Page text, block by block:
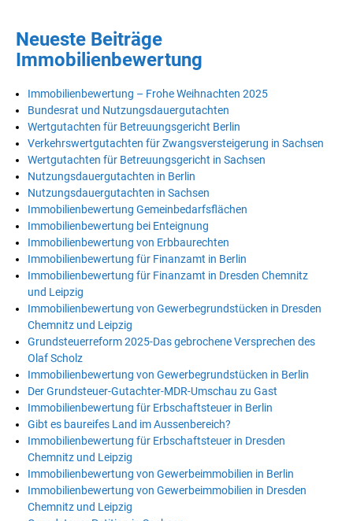
Neueste Beiträge
Immobilienbewertung
Immobilienbewertung – Frohe Weihnachten 2025
Bundesrat und Nutzungsdauergutachten
Wertgutachten für Betreuungsgericht Berlin
Verkehrswertgutachten für Zwangsversteigerung in Sachsen
Wertgutachten für Betreuungsgericht in Sachsen
Nutzungsdauergutachten in Berlin
Nutzungsdauergutachten in Sachsen
Immobilienbewertung Gemeinbedarfsflächen
Immobilienbewertung bei Enteignung
Immobilienbewertung von Erbbaurechten
Immobilienbewertung für Finanzamt in Berlin
Immobilienbewertung für Finanzamt in Dresden Chemnitz
und Leipzig
Immobilienbewertung von Gewerbegrundstücken in Dresden
Chemnitz und Leipzig
Grundsteuerreform 2025-Das gebrochene Versprechen des
Olaf Scholz
Immobilienbewertung von Gewerbegrundstücken in Berlin
Der Grundsteuer-Gutachter-MDR-Umschau zu Gast
Immobilienbewertung für Erbschaftsteuer in Berlin
Gibt es baureifes Land im Aussenbereich?
Immobilienbewertung für Erbschaftsteuer in Dresden
Chemnitz und Leipzig
Immobilienbewertung von Gewerbeimmobilien in Berlin
Immobilienbewertung von Gewerbeimmobilien in Dresden
Chemnitz und Leipzig